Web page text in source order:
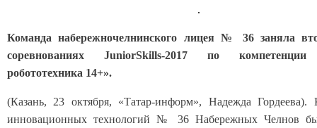
Команда набережночелнинского лицея № 36 заняла
соревнованиях JuniorSkills-2017 по компетенции
робототехника 14+».
(Казань, 23 октября, «Татар-информ», Надежда Гордеева).
инновационных технологий № 36 Набережных Челнов